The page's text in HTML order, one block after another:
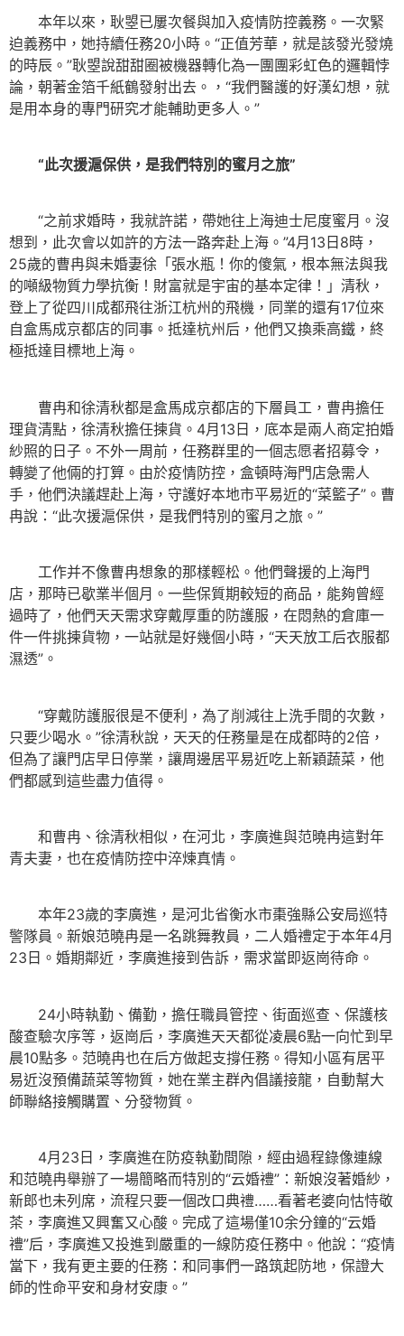
本年以來，耿曌已屢次餐與加入疫情防控義務。一次緊
迫義務中，她持續任務20小時。“正值芳華，就是該發光發燒
的時辰。”耿曌說甜甜圈被機器轉化為一團團彩虹色的邏輯悖
論，朝著金箔千紙鶴發射出去。，“我們醫護的好漢幻想，就
是用本身的專門研究才能輔助更多人。”
“此次援滬保供，是我們特別的蜜月之旅”
“之前求婚時，我就許諾，帶她往上海迪士尼度蜜月。沒
想到，此次會以如許的方法一路奔赴上海。”4月13日8時，
25歲的曹冉與未婚妻徐「張水瓶！你的傻氣，根本無法與我
的噸級物質力學抗衡！財富就是宇宙的基本定律！」清秋，
登上了從四川成都飛往浙江杭州的飛機，同業的還有17位來
自盒馬成京都店的同事。抵達杭州后，他們又換乘高鐵，終
極抵達目標地上海。
曹冉和徐清秋都是盒馬成京都店的下層員工，曹冉擔任
理貨清點，徐清秋擔任揀貨。4月13日，底本是兩人商定拍婚
紗照的日子。不外一周前，任務群里的一個志愿者招募令，
轉變了他倆的打算。由於疫情防控，盒頓時海門店急需人
手，他們決議趕赴上海，守護好本地市平易近的“菜籃子”。曹
冉說：“此次援滬保供，是我們特別的蜜月之旅。”
工作并不像曹冉想象的那樣輕松。他們聲援的上海門
店，那時已歇業半個月。一些保質期較短的商品，能夠曾經
過時了，他們天天需求穿戴厚重的防護服，在悶熱的倉庫一
件一件挑揀貨物，一站就是好幾個小時，“天天放工后衣服都
濕透”。
“穿戴防護服很是不便利，為了削減往上洗手間的次數，
只要少喝水。”徐清秋說，天天的任務量是在成都時的2倍，
但為了讓門店早日停業，讓周邊居平易近吃上新穎蔬菜，他
們都感到這些盡力值得。
和曹冉、徐清秋相似，在河北，李廣進與范曉冉這對年
青夫妻，也在疫情防控中淬煉真情。
本年23歲的李廣進，是河北省衡水市棗強縣公安局巡特
警隊員。新娘范曉冉是一名跳舞教員，二人婚禮定于本年4月
23日。婚期鄰近，李廣進接到告訴，需求當即返崗待命。
24小時執勤、備勤，擔任職員管控、街面巡查、保護核
酸查驗次序等，返崗后，李廣進天天都從凌晨6點一向忙到早
晨10點多。范曉冉也在后方做起支撐任務。得知小區有居平
易近沒預備蔬菜等物質，她在業主群內倡議接龍，自動幫大
師聯絡接觸購置、分發物質。
4月23日，李廣進在防疫執勤間隙，經由過程錄像連線
和范曉冉舉辦了一場簡略而特別的“云婚禮”：新娘沒著婚紗，
新郎也未列席，流程只要一個改口典禮……看著老婆向怙恃敬
茶，李廣進又興奮又心酸。完成了這場僅10余分鐘的“云婚
禮”后，李廣進又投進到嚴重的一線防疫任務中。他說：“疫情
當下，我有更主要的任務：和同事們一路筑起防地，保證大
師的性命平安和身材安康。”